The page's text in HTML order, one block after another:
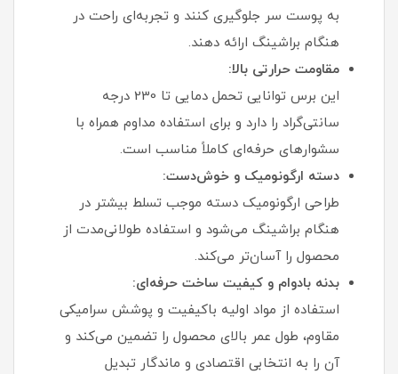
به پوست سر جلوگیری کنند و تجربه‌ای راحت در
هنگام براشینگ ارائه دهند.
مقاومت حرارتی بالا:
این برس توانایی تحمل دمایی تا 230 درجه
سانتی‌گراد را دارد و برای استفاده مداوم همراه با
سشوارهای حرفه‌ای کاملاً مناسب است.
دسته ارگونومیک و خوش‌دست:
طراحی ارگونومیک دسته موجب تسلط بیشتر در
هنگام براشینگ می‌شود و استفاده طولانی‌مدت از
محصول را آسان‌تر می‌کند.
بدنه بادوام و کیفیت ساخت حرفه‌ای:
استفاده از مواد اولیه باکیفیت و پوشش سرامیکی
مقاوم، طول عمر بالای محصول را تضمین می‌کند و
آن را به انتخابی اقتصادی و ماندگار تبدیل